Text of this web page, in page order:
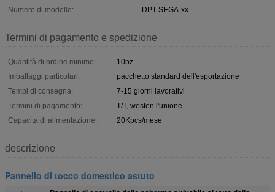
Numero di modello:
DPT-SEGA-xx
Termini di pagamento e spedizione
Quantità di ordine minimo:
10pz
Imballaggi particolari:
pacchetto standard dell'esportazione
Tempi di consegna:
7-15 giorni lavorativi
Termini di pagamento:
T/T, westen l'unione
Capacità di alimentazione:
20Kpcs/mese
descrizione
Pannello di tocco domestico astuto